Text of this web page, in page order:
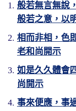
般若無言無說
般若之意，以
相而非相，色
老和尚開示
如是久久體會
尚開示
事來便應，事